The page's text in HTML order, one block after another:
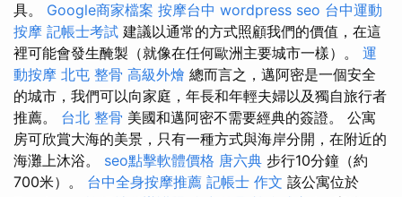
具。 Google商家檔案 按摩台中 wordpress seo 台中運動
按摩 記帳士考試 建議以通常的方式照顧我們的價值，在這
裡可能會發生醃製（就像在任何歐洲主要城市一樣）。 運
動按摩 北屯 整骨 高級外燴 總而言之，邁阿密是一個安全
的城市，我們可以向家庭，年長和年輕夫婦以及獨自旅行者
推薦。 台北 整骨 美國和邁阿密不需要經典的簽證。 公寓
房可欣賞大海的美景，只​​有一種方式與海岸分開，在附近的
海灘上沐浴。 seo點擊軟體價格 唐六典 步行10分鐘（約
700米）。 台中全身按摩推薦 記帳士 作文 該公寓位於